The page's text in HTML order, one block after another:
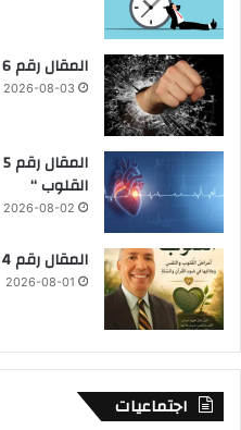
المقال رقم 6 من سلسلة ” عيادة القلوب “
2026-08-03
القلوب “
2026-08-02
المقال رقم 4 من سلسلة عيادة القلوب
2026-08-01
اجتماعيات